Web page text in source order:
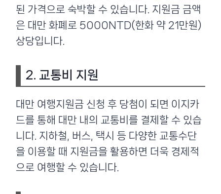
된 가격으로 숙박할 수 있습니다. 지원금 금액
은 대만 화폐로 5000NTD(한화 약 21만원)
상당입니다.
2. 교통비 지원
대만 여행지원금 신청 후 당첨이 되면 이지카
드를 통해 대만 내의 교통비를 결제할 수 있습
니다. 지하철, 버스, 택시 등 다양한 교통수단
을 이용할 때 지원금을 활용하면 더욱 경제적
으로 여행할 수 있습니다.